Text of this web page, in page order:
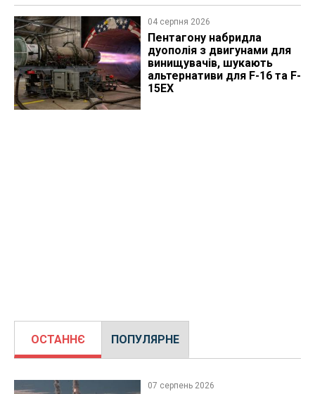
04 серпня 2026
Пентагону набридла
дуополія з двигунами для
винищувачів, шукають
альтернативи для F-16 та F-
15EX
ОСТАННЄ ПОПУЛЯРНЕ
07 серпень 2026